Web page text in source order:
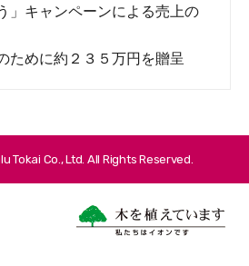
」キャンペーンによる売上の
ために約２３５万円を贈呈
Tokai Co., Ltd. All Rights Reserved.